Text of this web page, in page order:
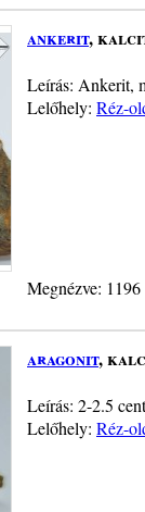
ankerit,
Leírás: Ankerit,
Lelőhely: Réz-
Megnézve:
aragonit,
Leírás: 2-2.5
Lelőhely: Réz-